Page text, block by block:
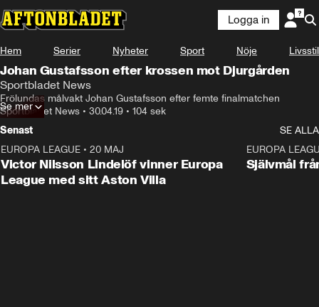
Logga in
Hem Serier Nyheter Sport Nöje Livsstil
Johan Gustafsson efter krossen mot Djurgården
Sportbladet News
Frölundas målvakt Johan Gustafsson efter femte finalmatchen
Sportbladet News • 30.04.19 • 104 sek
Se mer
Senast
SE ALLA
EUROPA LEAGUE • 20 MAJ
Victor Nilsson Lindelöf vinner Europa
League med sitt Aston Villa
EUROPA
Självmål